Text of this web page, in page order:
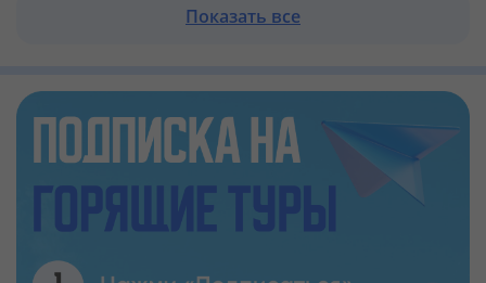
Загрузить приложение из Google Play
Показать все